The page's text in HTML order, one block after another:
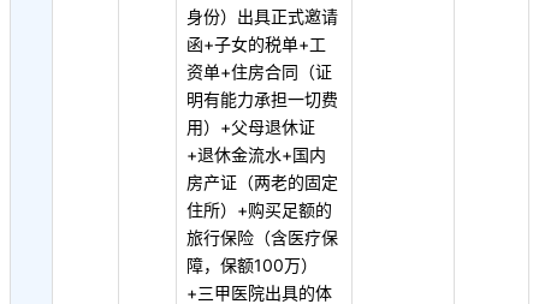
身份）出具正式邀请
函+子女的税单+工
资单+住房合同（证
明有能力承担一切费
用）+父母退休证
+退休金流水+国内
房产证（两老的固定
住所）+购买足额的
旅行保险（含医疗保
障，保额100万）
+三甲医院出具的体